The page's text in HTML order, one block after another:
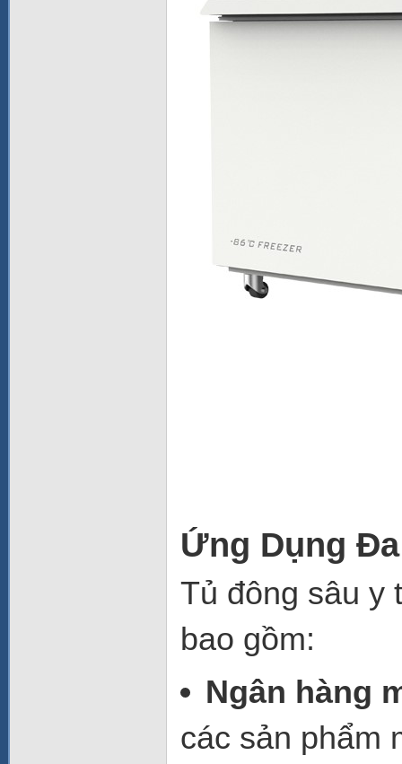
Ứng Dụng
Tủ đông sâu y
bao gồm:
Ngân hàng
các sản phẩm